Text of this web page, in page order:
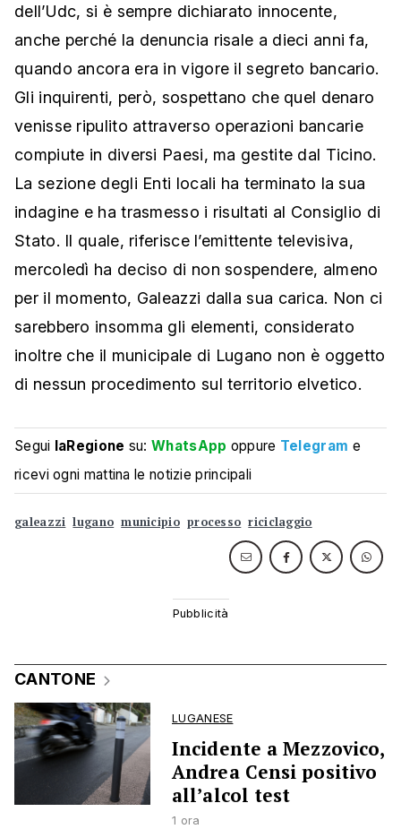
dell’Udc, si è sempre dichiarato innocente,
anche perché la denuncia risale a dieci anni fa,
quando ancora era in vigore il segreto bancario.
Gli inquirenti, però, sospettano che quel denaro
venisse ripulito attraverso operazioni bancarie
compiute in diversi Paesi, ma gestite dal Ticino.
La sezione degli Enti locali ha terminato la sua
indagine e ha trasmesso i risultati al Consiglio di
Stato. Il quale, riferisce l’emittente televisiva,
mercoledì ha deciso di non sospendere, almeno
per il momento, Galeazzi dalla sua carica. Non ci
sarebbero insomma gli elementi, considerato
inoltre che il municipale di Lugano non è oggetto
di nessun procedimento sul territorio elvetico.
Segui laRegione su:WhatsApp oppure Telegram e
ricevi ogni mattina le notizie principali
galeazzi lugano municipio processo riciclaggio
CANTONE
LUGANESE
Incidente a Mezzovico,
Andrea Censi positivo
all’alcol test
1 ora